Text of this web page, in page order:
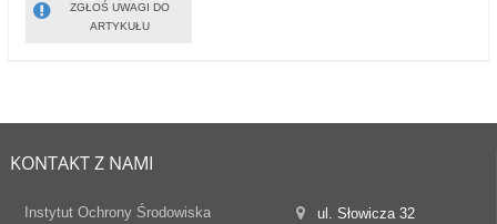
ZGŁOŚ UWAGI DO
ARTYKUŁU
KONTAKT Z NAMI
Instytut Ochrony Środowiska
ul. Słowicza 32